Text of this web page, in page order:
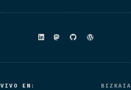
VIVO EN:
BIZKAIA